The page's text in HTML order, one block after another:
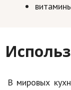
Финансы
Природа
В мировых